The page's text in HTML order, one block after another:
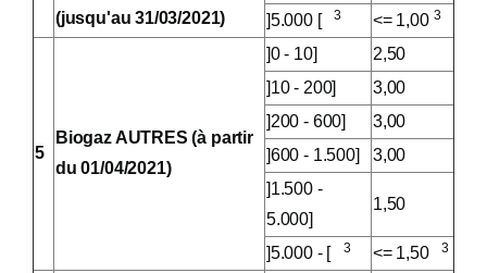
(jusqu'au 31/03/2021)
]5.000 [3 <= 1,00 3
5
Biogaz AUTRES (à partir
du 01/04/2021)
]0 - 10]
2,50
]10 - 200]
3,00
]200 - 600]
3,00
]600 - 1.500]
3,00
]1.500 -
5.000]
1,50
]5.000 - [ 3 <= 1,503